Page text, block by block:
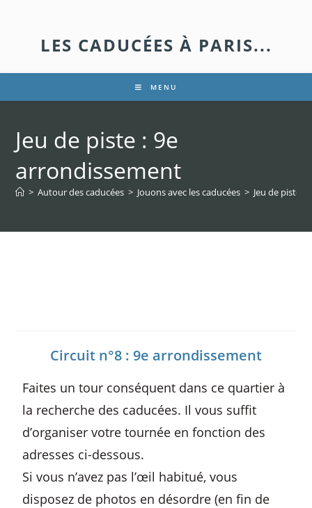
LES CADUCÉES À PARIS...
MENU
Jeu de piste : 9e
arrondissement
> Autour des caducées > Jouons avec les caducées > Jeu de piste :
Circuit n°8 : 9e arrondissement
Faites un tour conséquent dans ce quartier à
la recherche des caducées. Il vous suffit
d’organiser votre tournée en fonction des
adresses ci-dessous.
Si vous n’avez pas l’œil habitué, vous
disposez de photos en désordre (en fin de